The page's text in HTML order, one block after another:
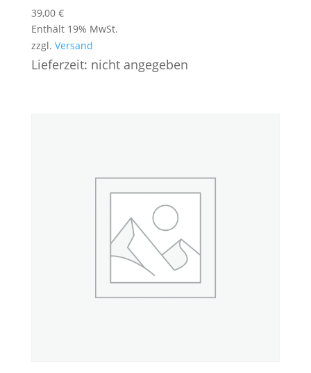
39,00 €
Enthält 19% MwSt.
zzgl. Versand
Lieferzeit: nicht angegeben